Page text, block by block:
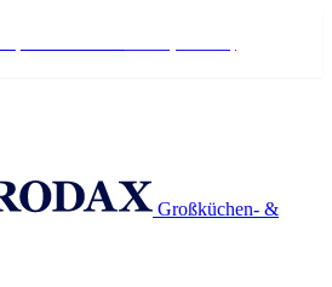
Großküchen- &